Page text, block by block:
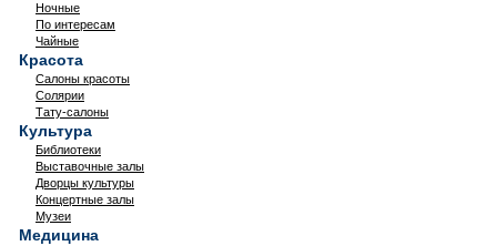
Ночные
По интересам
Чайные
Красота
Салоны красоты
Солярии
Тату-салоны
Культура
Библиотеки
Выставочные залы
Дворцы культуры
Концертные залы
Музеи
Медицина